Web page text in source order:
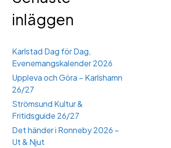
inläggen
Karlstad Dag för Dag,
Evenemangskalender 2026
Uppleva och Göra – Karlshamn
26/27
Strömsund Kultur &
Fritidsguide 26/27
Det händer i Ronneby 2026 –
Ut & Njut